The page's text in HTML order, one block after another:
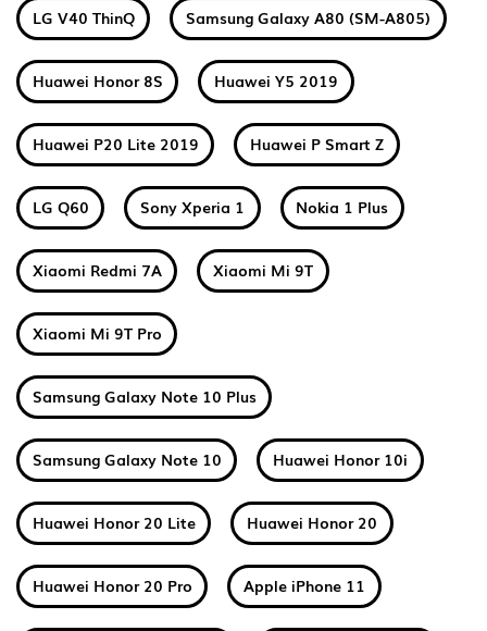
LG V40 ThinQ Samsung Galaxy A80 (SM-A805)
Huawei Honor 8S Huawei Y5 2019
Huawei P20 Lite 2019 Huawei P Smart Z
LG Q60 Sony Xperia 1 Nokia 1 Plus
Xiaomi Redmi 7A Xiaomi Mi 9T
Xiaomi Mi 9T Pro
Samsung Galaxy Note 10 Plus
Samsung Galaxy Note 10 Huawei Honor 10i
Huawei Honor 20 Lite Huawei Honor 20
Huawei Honor 20 Pro Apple iPhone 11